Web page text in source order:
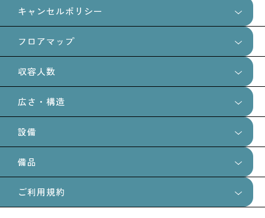
【電車でお越しの方】
JR 五日市線「武蔵五日市駅」→上養沢行きバス「神谷バ
ス停」30分→登山20分。
キャンセルポリシー
の日数に応じて、以下の通り発生いたします。
・5日〜7日前:ご利用料金の50%
・2日〜4日前:ご利用料金の80%
・当日〜前日:ご利用料金の100%
フロアマップ
収容人数
広さ・構造
建物構造：木造
搬入間口：施設までの道のりに勾配があり、山道を登る必要
がございます。
送迎及び機材類につきましては、専用の軽トラックにて安全
設備
控え室：あり
WiFI：あり
備品
ご利用規約